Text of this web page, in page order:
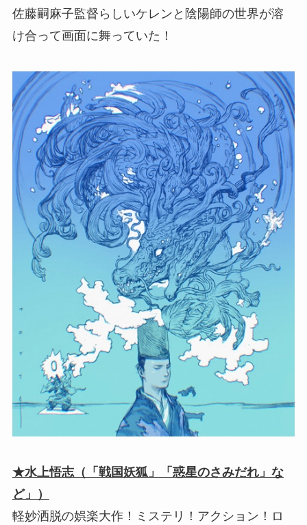
佐藤嗣麻子監督らしいケレンと陰陽師の世界が溶
け合って画面に舞っていた！
★水上悟志（「戦国妖狐」「惑星のさみだれ」な
ど」）
軽妙洒脱の娯楽大作！ミステリ！アクション！ロ